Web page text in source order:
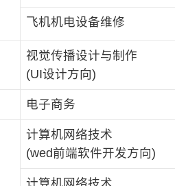
飞机机电设备维修
视觉传播设计与制作
(UI设计方向)
电子商务
计算机网络技术
(wed前端软件开发方向)
计算机网络技术